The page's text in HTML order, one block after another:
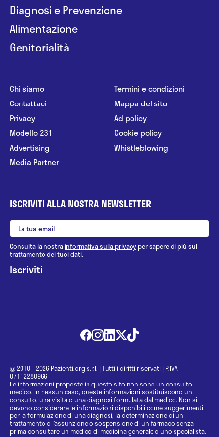
Diagnosi e Prevenzione
Alimentazione
Genitorialità
Chi siamo
Contattaci
Privacy
Modello 231
Advertising
Media Partner
Termini e condizioni
Mappa del sito
Ad policy
Cookie policy
Whistleblowing
ISCRIVITI ALLA NOSTRA NEWSLETTER
Consulta la nostrainformativa sulla privacy per sapere di più sul
trattamento dei tuoi dati.
@ 2010 - 2026 Pazienti.org s.r.l. | Tutti i diritti riservati | P.IVA
07112280966
Le informazioni proposte in questo sito non sono un consulto
medico. In nessun caso, queste informazioni sostituiscono un
consulto, una visita o una diagnosi formulata dal medico. Non si
devono considerare le informazioni disponibili come suggerimenti
per la formulazione di una diagnosi, la determinazione di un
trattamento o l’assunzione o sospensione di un farmaco senza
prima consultare un medico di medicina generale o uno specialista.